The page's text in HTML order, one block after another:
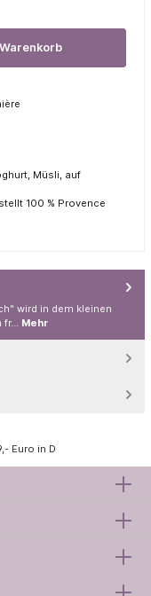
Müsli, auf
100 % Provence
wird in dem kleinen
fr… Mehr
Euro in D